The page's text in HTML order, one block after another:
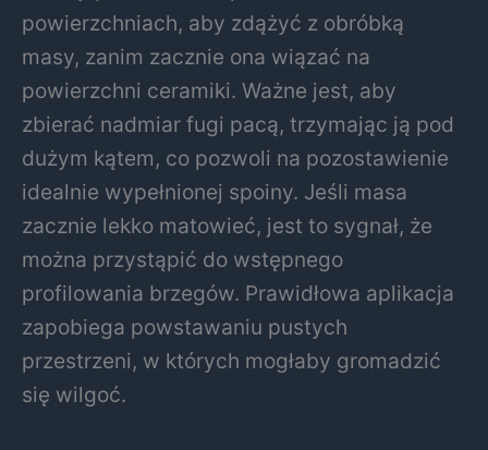
powierzchniach, aby zdążyć z obróbką
masy, zanim zacznie ona wiązać na
powierzchni ceramiki. Ważne jest, aby
zbierać nadmiar fugi pacą, trzymając ją pod
dużym kątem, co pozwoli na pozostawienie
idealnie wypełnionej spoiny. Jeśli masa
zacznie lekko matowieć, jest to sygnał, że
można przystąpić do wstępnego
profilowania brzegów. Prawidłowa aplikacja
zapobiega powstawaniu pustych
przestrzeni, w których mogłaby gromadzić
się wilgoć.